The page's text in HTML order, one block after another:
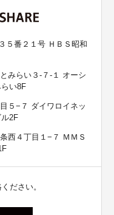
５番２１号 ＨＢＳ昭和
みらい３-７-１ オーシ
い8F
５−７ ダイワロイネッ
ル2F
西４丁目１−７ ＭＭＳ
ださい。